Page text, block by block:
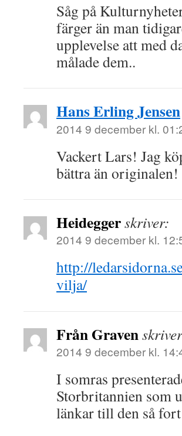
Såg på
färger än man
upplevelse att med
målade dem..
Hans Erling Jensen
2014 9 december kl.
Vackert Lars! Jag
bättra än originalen!
Heideggerskriver:
2014 9 december kl.
http://
vilja/
Från Graven
2014 9 december kl.
I somras
Storbritannien som
länkar till den så